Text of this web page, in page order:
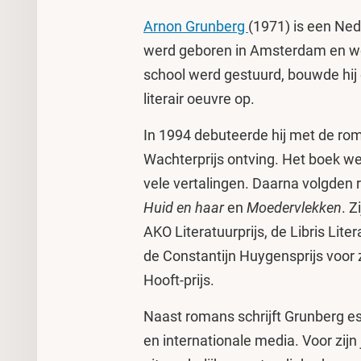
Arnon Grunberg (1971) is een
werd geboren in Amsterdam en
school werd gestuurd, bouwde
literair oeuvre op.
In 1994 debuteerde hij met de
Wachterprijs ontving. Het boek
vele vertalingen. Daarna volgden
Huid en haaren Moedervlekken.
AKO Literatuurprijs, de Libris
de Constantijn Huygensprijs voor
Hooft-prijs.
Naast romans schrijft Grunberg
en internationale media. Voor